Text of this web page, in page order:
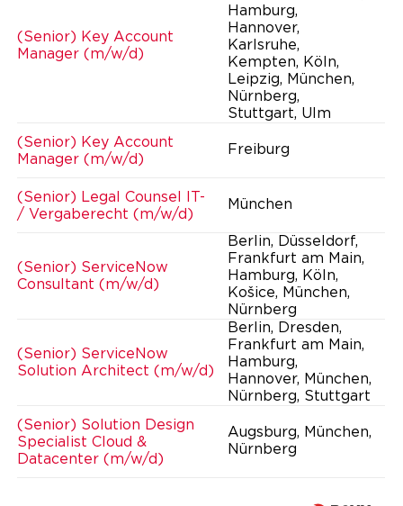
(Senior) Key Account
Manager (m/w/d)
Hamburg,
Hannover,
Karlsruhe,
Kempten, Köln,
Leipzig, München,
Nürnberg,
Stuttgart, Ulm
(Senior) Key Account
Manager (m/w/d)
Freiburg
(Senior) Legal Counsel IT-
/ Vergaberecht (m/w/d)
München
(Senior) ServiceNow
Consultant (m/w/d)
Berlin, Düsseldorf,
Frankfurt am Main,
Hamburg, Köln,
Košice, München,
Nürnberg
(Senior) ServiceNow
Solution Architect (m/w/d)
Berlin, Dresden,
Frankfurt am Main,
Hamburg,
Hannover, München,
Nürnberg, Stuttgart
(Senior) Solution Design
Specialist Cloud &
Datacenter (m/w/d)
Augsburg, München,
Nürnberg